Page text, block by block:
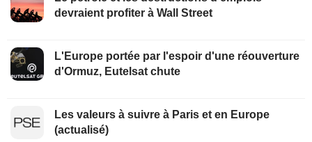
devraient profiter à Wall Street
L'Europe portée par l'espoir d'une réouverture
d'Ormuz, Eutelsat chute
Les valeurs à suivre à Paris et en Europe
(actualisé)